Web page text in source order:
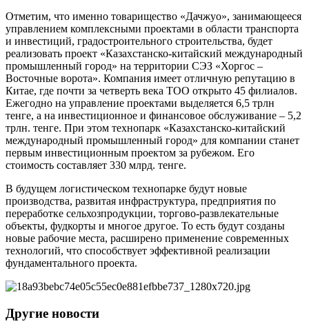
Отметим, что именно товарищество «Дачжуо», занимающееся
управлением комплексными проектами в области транспорта
и инвестиций, градостроительного строительства, будет
реализовать проект «Казахстанско-китайский международный
промышленный город» на территории СЭЗ «Хоргос –
Восточные ворота». Компания имеет отличную репутацию в
Китае, где почти за четверть века ТОО открыто 45 филиалов.
Ежегодно на управление проектами выделяется 6,5 трлн
тенге, а на инвестиционное и финансовое обслуживание – 5,2
трлн. тенге. При этом технопарк «Казахстанско-китайский
международный промышленный город» для компании станет
первым инвестиционным проектом за рубежом. Его
стоимость составляет 330 млрд. тенге.
В будущем логистическом технопарке будут новые
производства, развитая инфраструктура, предприятия по
переработке сельхозпродукции, торгово-развлекательные
объекты, фудкорты и многое другое. То есть будут созданы
новые рабочие места, расширено применение современных
технологий, что способствует эффективной реализации
фундаментального проекта.
Другие новости